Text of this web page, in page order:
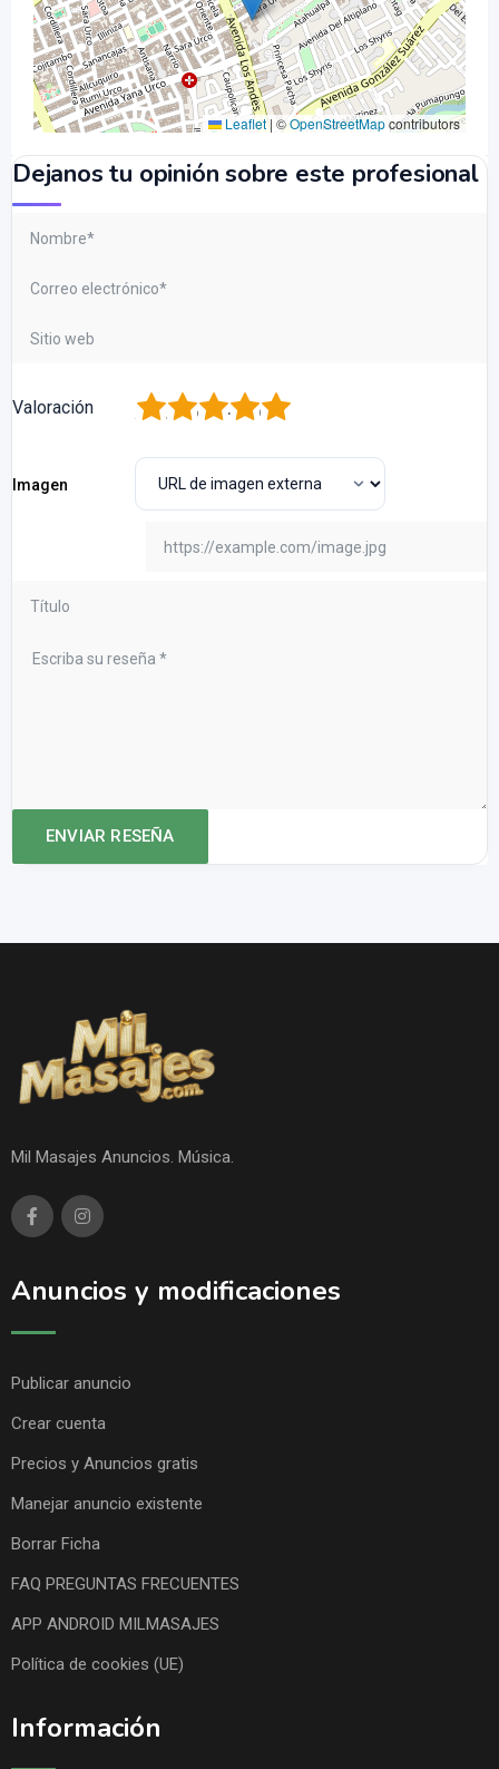
Leaflet| ©OpenStreetMapcontributors
Dejanos tu opinión sobre este profesional
Valoración 5
4
3
2
Imagen
Mil Masajes Anuncios. Música.
Anuncios y modificaciones
Publicar anuncio
Crear cuenta
Precios y Anuncios gratis
Manejar anuncio existente
Borrar Ficha
FAQ PREGUNTAS FRECUENTES
APP ANDROID MILMASAJES
Política de cookies (UE)
Información